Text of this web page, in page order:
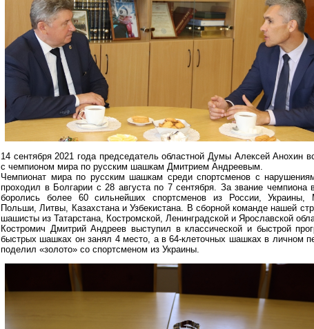
14 сентября 2021 года председатель областной Думы Алексей Анохин
с чемпионом мира по русским шашкам Дмитрием Андреевым.
Чемпионат мира по русским шашкам среди спортсменов с
проходил в Болгарии с 28 августа по 7 сентября. За звание чемпиона
боролись более 60 сильнейших спортсменов из России, Украины,
Польши, Литвы, Казахстана и Узбекистана. В сборной команде нашей
шашисты из Татарстана, Костромской, Ленинградской и Ярославской
Костромич Дмитрий Андреев выступил в классической и быстрой
быстрых шашках он занял 4 место, а в 64-клеточных шашках в личном
поделил «золото» со спортсменом из Украины.